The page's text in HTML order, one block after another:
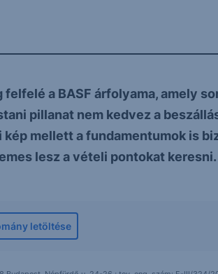
a BASF árfolyama, amely
pillanat nem kedvez a
mellett a fundamentumok is
lesz a vételi pontokat keresni.
letöltése